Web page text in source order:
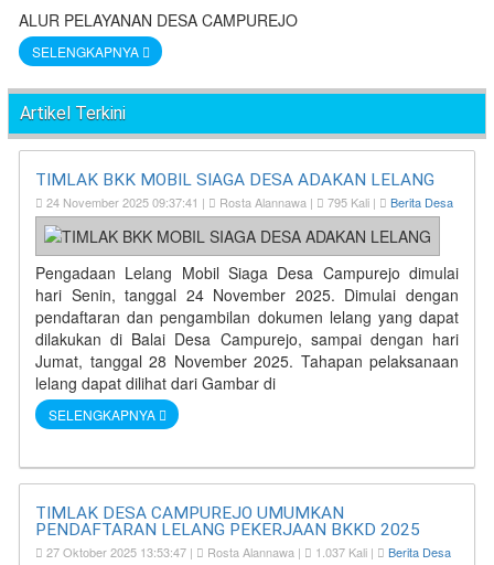
ALUR PELAYANAN DESA CAMPUREJO
SELENGKAPNYA
Artikel Terkini
TIMLAK BKK MOBIL SIAGA DESA ADAKAN LELANG
24 November 2025 09:37:41 | Rosta Alannawa | 795 Kali | Berita Desa
Pengadaan Lelang Mobil Siaga Desa Campurejo dimulai
hari Senin, tanggal 24 November 2025. Dimulai dengan
pendaftaran dan pengambilan dokumen lelang yang dapat
dilakukan di Balai Desa Campurejo, sampai dengan hari
Jumat, tanggal 28 November 2025. Tahapan pelaksanaan
lelang dapat dilihat dari Gambar di
SELENGKAPNYA
TIMLAK DESA CAMPUREJO UMUMKAN
PENDAFTARAN LELANG PEKERJAAN BKKD 2025
27 Oktober 2025 13:53:47 | Rosta Alannawa | 1.037 Kali | Berita Desa